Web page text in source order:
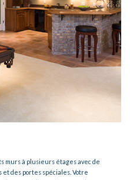
murs à plusieurs étages avec de
des portes spéciales. Votre